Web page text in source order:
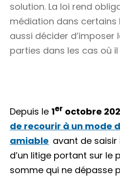
solution. La loi rend
médiation dans certains
aussi décider d’imposer
parties dans les cas où il
Depuis le 1er octobre
de recourir à un mode
amiable avant de
d’un litige portant sur le
somme qui ne dépasse